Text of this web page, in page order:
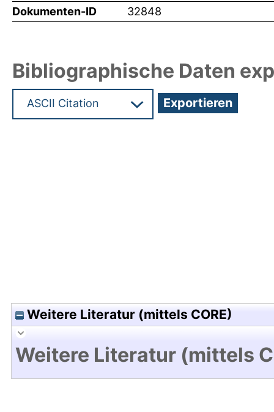
Dokumenten-ID 32848
Bibliographische Daten
Weitere Literatur (mittels CORE)
Weitere Literatur (mittels